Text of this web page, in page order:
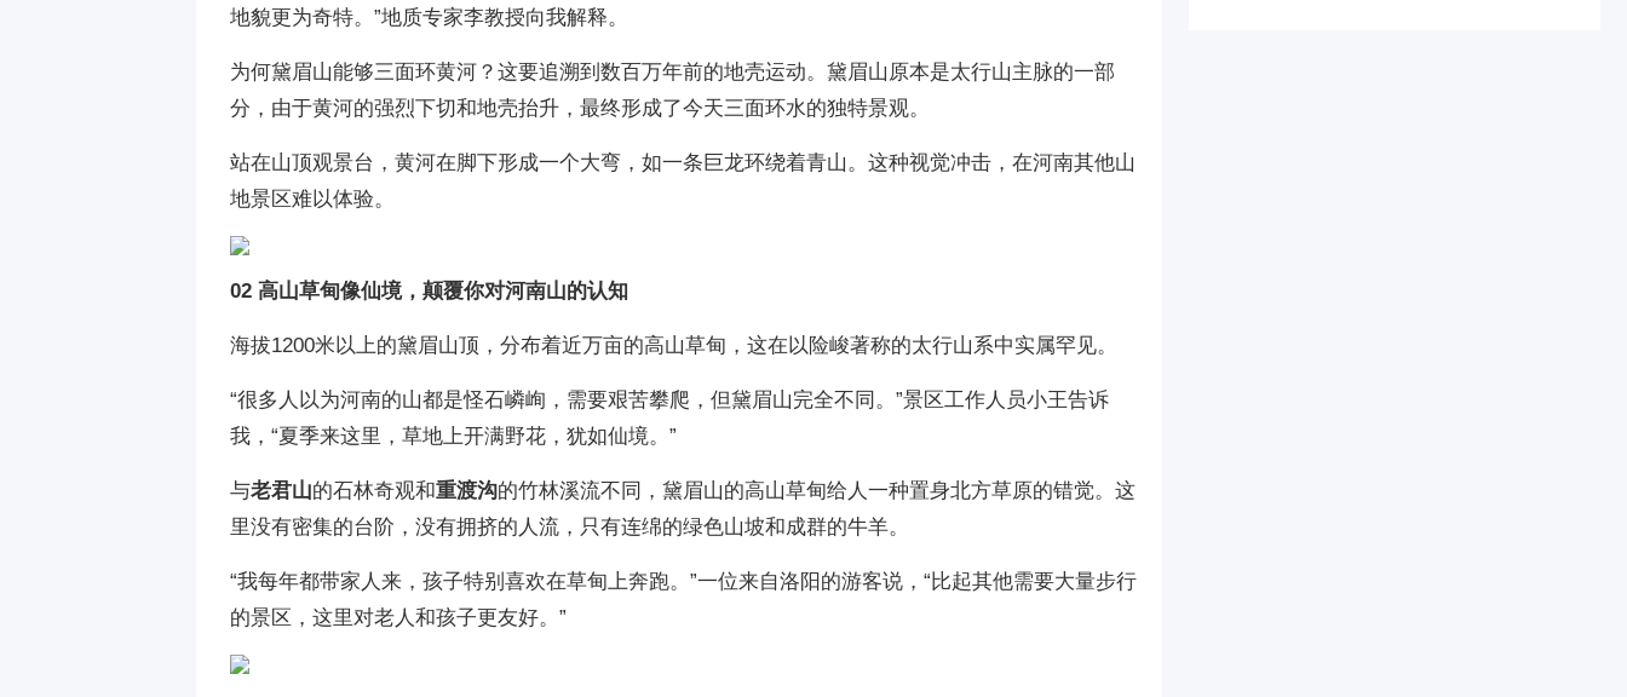
地貌更为奇特。”地质专家李教授向我解释。
为何黛眉山能够三面环黄河？这要追溯到数百万年前的地壳运动。黛眉山原本是太行山主脉的一部
分，由于黄河的强烈下切和地壳抬升，最终形成了今天三面环水的独特景观。
站在山顶观景台，黄河在脚下形成一个大弯，如一条巨龙环绕着青山。这种视觉冲击，在河南其他山
地景区难以体验。
02 高山草甸像仙境，颠覆你对河南山的认知
海拔1200米以上的黛眉山顶，分布着近万亩的高山草甸，这在以险峻著称的太行山系中实属罕见。
“很多人以为河南的山都是怪石嶙峋，需要艰苦攀爬，但黛眉山完全不同。”景区工作人员小王告诉
我，“夏季来这里，草地上开满野花，犹如仙境。”
与老君山的石林奇观和重渡沟的竹林溪流不同，黛眉山的高山草甸给人一种置身北方草原的错觉。这
里没有密集的台阶，没有拥挤的人流，只有连绵的绿色山坡和成群的牛羊。
“我每年都带家人来，孩子特别喜欢在草甸上奔跑。”一位来自洛阳的游客说，“比起其他需要大量步行
的景区，这里对老人和孩子更友好。”